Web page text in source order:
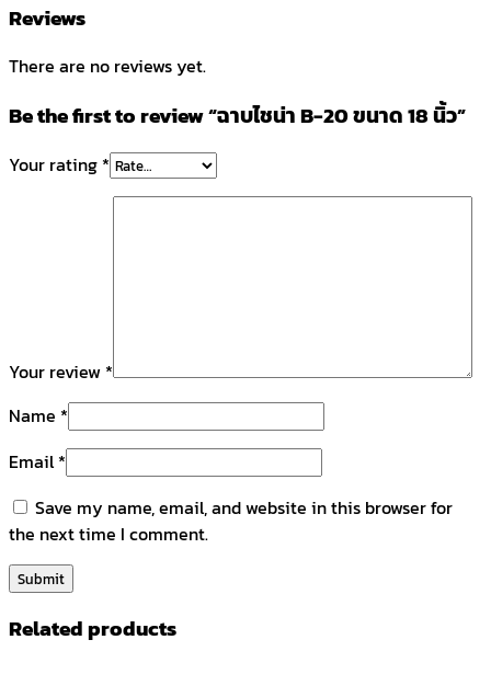
Reviews
There are no reviews yet.
Be the first to review “ฉาบไชน่า B-20 ขนาด 18 นิ้ว”
Your rating *
Your review *
Name *
Email*
Save my name, email, and website in this browser for
the next time I comment.
Related products